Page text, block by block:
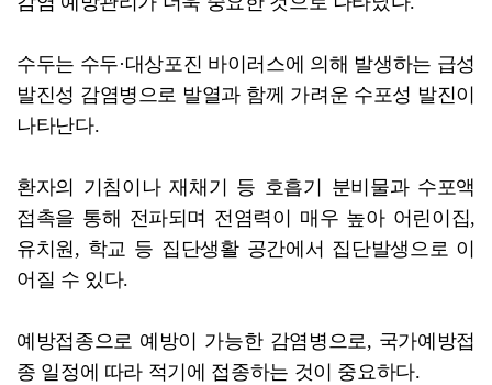
수두는 수두·대상포진 바이러스에 의해 발생하는 급성
발진성 감염병으로 발열과 함께 가려운 수포성 발진이
나타난다.
환자의 기침이나 재채기 등 호흡기 분비물과 수포액
접촉을 통해 전파되며 전염력이 매우 높아 어린이집,
유치원, 학교 등 집단생활 공간에서 집단발생으로 이
어질 수 있다.
예방접종으로 예방이 가능한 감염병으로, 국가예방접
종 일정에 따라 적기에 접종하는 것이 중요하다.